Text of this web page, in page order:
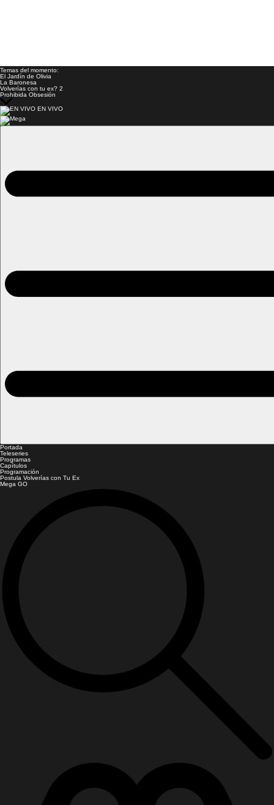
Temas del momento:
El Jardín de Olivia
La Baronesa
Volverías con tu ex? 2
Prohibida Obsesión
EN VIVO
Portada
Teleseries
Programas
Capítulos
Programación
Postula Volverías con Tu Ex
Mega GO